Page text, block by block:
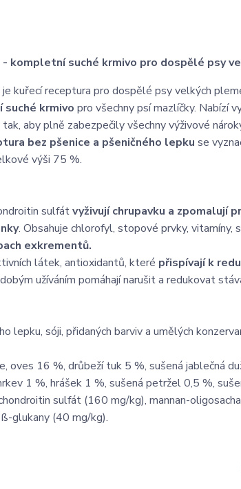
kompletní suché krmivo pro dospělé psy
je kuřecí receptura pro dospělé psy velkých
krmivo pro všechny psí mazlíčky. Nabízí
aby plně zabezpečily všechny výživové
bez pšenice a pšeničného lepku se
výši 75 %.
sulfátvyživují chrupavku a zpomalují
. Obsahuje chlorofyl, stopové prvky, vitamíny,
exkrementů.
látek, antioxidantů, které přispívají k
užíváním pomáhají narušit a redukovat
lepku, sóji, přidaných barviv a umělých
oves 16 %, drůbeží tuk 5 %, sušená jablečná
1 %, hrášek 1 %, sušená petržel 0,5 %,
sulfát (160 mg/kg), mannan-
glukany (40 mg/kg).